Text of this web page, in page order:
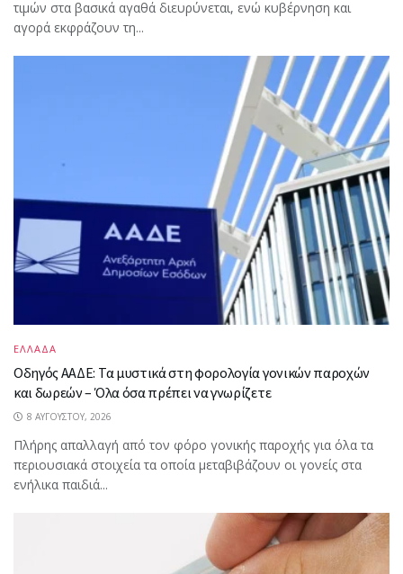
τιμών στα βασικά αγαθά διευρύνεται, ενώ κυβέρνηση και
αγορά εκφράζουν τη...
ΕΛΛΑΔΑ
Οδηγός ΑΑΔΕ: Τα μυστικά στη φορολογία γονικών παροχών
και δωρεών – Όλα όσα πρέπει να γνωρίζετε
8 ΑΥΓΟΎΣΤΟΥ, 2026
Πλήρης απαλλαγή από τον φόρο γονικής παροχής για όλα τα
περιουσιακά στοιχεία τα οποία μεταβιβάζουν οι γονείς στα
ενήλικα παιδιά...